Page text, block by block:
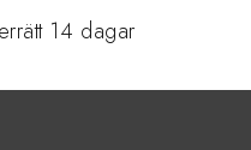
14 dagar